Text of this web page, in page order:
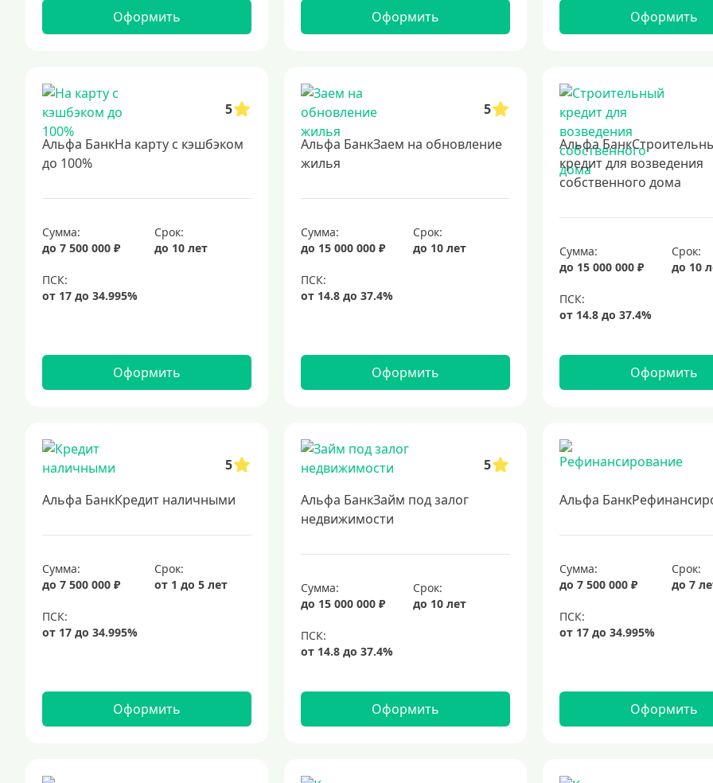
Оформить Оформить Оформить
5
Альфа БанкНа карту с кэшбэком
до 100%
Сумма:
до 7 500 000 ₽
Срок:
до 10 лет
Оформить
5
Альфа БанкЗаем на обновление
жилья
Сумма:
до 15 000 000 ₽
Срок:
до 10 лет
Оформить
Альфа
кредит для возведения
собственного дома
Сумма:
до 15 000 000 ₽
Срок:
до 10
Оформить
5
Альфа БанкКредит наличными
Сумма:
до 7 500 000 ₽
Срок:
от 1 до 5 лет
Оформить
5
Альфа БанкЗайм под залог
недвижимости
Сумма:
до 15 000 000 ₽
Срок:
до 10 лет
Оформить
Альфа
Сумма:
до 7 500 000 ₽
Срок:
до 7
Оформить